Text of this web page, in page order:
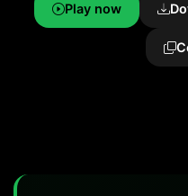
Play now